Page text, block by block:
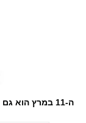
ה-11 במרץ הוא גם